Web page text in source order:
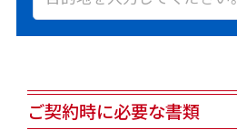
ご契約時に必要な書類